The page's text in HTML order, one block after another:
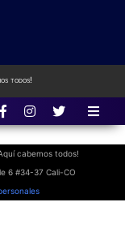
tan
todos!
cabemos todos!
6 #34-37 Cali-CO